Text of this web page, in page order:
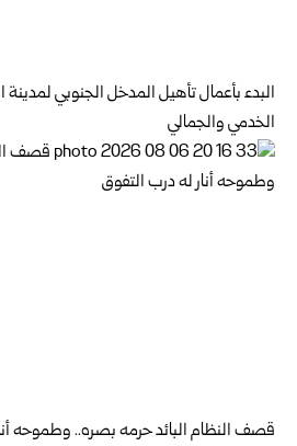
البدء بأعمال تأهيل المدخل الجنوبي لمدينة
الخدمي والجمالي
قصف النظام البائد حرمه بصره.. وطموحه